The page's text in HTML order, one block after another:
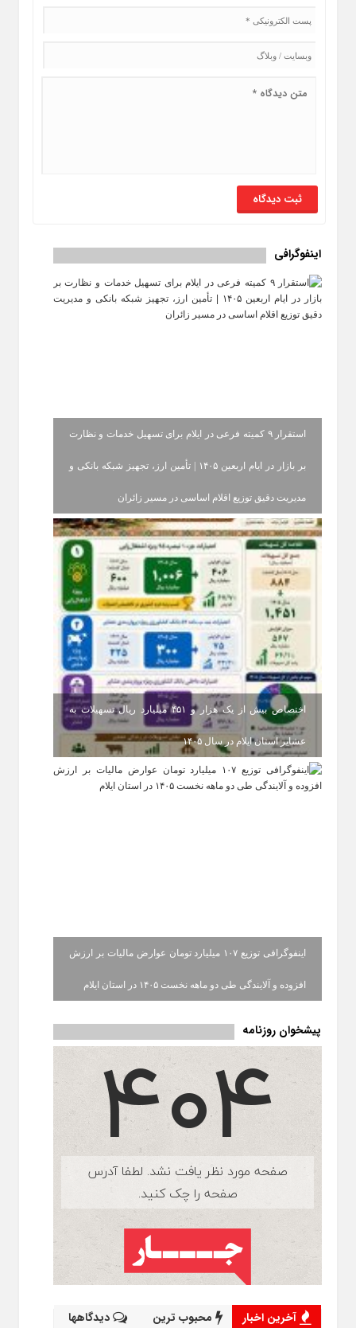
اینفوگرافی
استقرار ۹ کمیته فرعی در ایلام برای تسهیل خدمات و نظارت
بر بازار در ایام اربعین ۱۴۰۵ | تأمین ارز، تجهیز شبکه بانکی و
مدیریت دقیق توزیع اقلام اساسی در مسیر زائران
اختصاص بیش از یک هزار و ۴۵۱ میلیارد ریال تسهیلات به
عشایر استان ایلام در سال ۱۴۰۵
اینفوگرافی توزیع ۱۰۷ میلیارد تومان عوارض مالیات بر ارزش
افزوده و آلایندگی طی دو ماهه نخست ۱۴۰۵ در استان ایلام
پیشخوان روزنامه
آخرین اخبار محبوب ترین دیدگاهها